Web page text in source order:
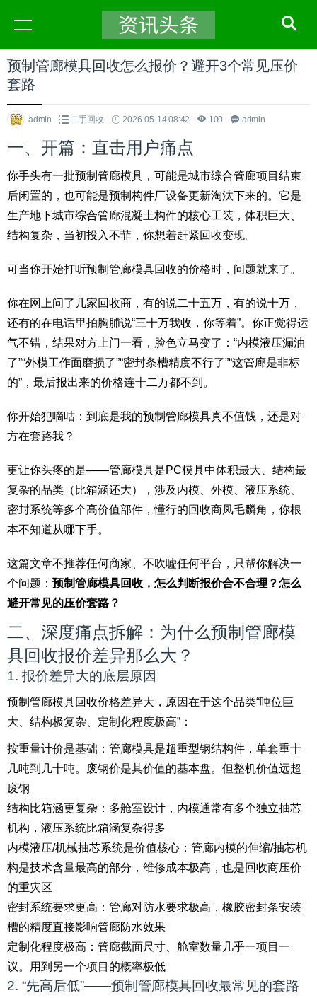
预制管廊模具回收怎么报价？避开3个常见压价
套路
admin 二手回收 2026-05-14 08:42 100 admin
一、开篇：直击用户痛点
你手头有一批预制管廊模具，可能是城市综合管廊项目结束
后闲置的，也可能是预制构件厂设备更新淘汰下来的。它是
生产地下城市综合管廊混凝土构件的核心工装，体积巨大、
结构复杂，当初投入不菲，你想着赶紧回收变现。
可当你开始打听预制管廊模具回收的价格时，问题就来了。
你在网上问了几家回收商，有的说二十五万，有的说十万，
还有的在电话里拍胸脯说“三十万我收，你等着”。你正觉得运
气不错，结果对方上门一看，脸色立马变了：“内模液压漏油
了”“外模工作面磨损了”“密封条槽精度不行了”“这管廊是非标
的”，最后报出来的价格连十二万都不到。
你开始犯嘀咕：到底是我的预制管廊模具真不值钱，还是对
方在套路我？
更让你头疼的是——管廊模具是PC模具中体积最大、结构最
复杂的品类（比箱涵还大），涉及内模、外模、液压系统、
密封系统等多个高价值部件，懂行的回收商凤毛麟角，你根
本不知道从哪下手。
这篇文章不推荐任何商家、不吹嘘任何平台，只帮你解决一
个问题： 预制管廊模具回收，怎么判断报价合不合理？怎么
避开常见的压价套路？
二、深度痛点拆解：为什么预制管廊模
具回收报价差异那么大？
1. 报价差异大的底层原因
预制管廊模具回收价格差异大，原因在于这个品类“吨位巨
大、结构极复杂、定制化程度极高”：
按重量计价是基础：管廊模具是超重型钢结构件，单套重十
几吨到几十吨。废钢价是其价值的基本盘。但整机价值远超
废钢
结构比箱涵更复杂：多舱室设计，内模通常有多个独立抽芯
机构，液压系统比箱涵复杂得多
内模液压/机械抽芯系统是价值核心：管廊内模的伸缩/抽芯机
构是技术含量最高的部分，维修成本极高，也是回收商压价
的重灾区
密封系统要求更高：管廊对防水要求极高，橡胶密封条安装
槽的精度直接影响管廊防水效果
定制化程度极高：管廊截面尺寸、舱室数量几乎一项目一
议。用到另一个项目的概率极低
2. “先高后低”——预制管廊模具回收最常见的套路